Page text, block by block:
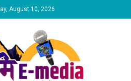
August 10, 2026